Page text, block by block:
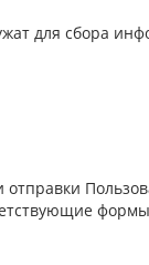
для сбора